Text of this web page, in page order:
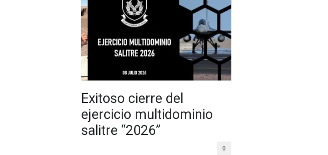
Exitoso cierre del
ejercicio multidominio
salitre “2026”
0